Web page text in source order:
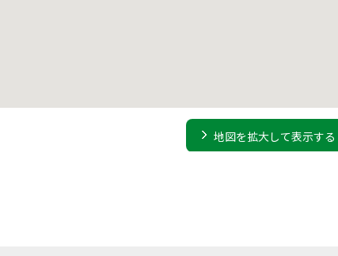
地図を拡大して表示する